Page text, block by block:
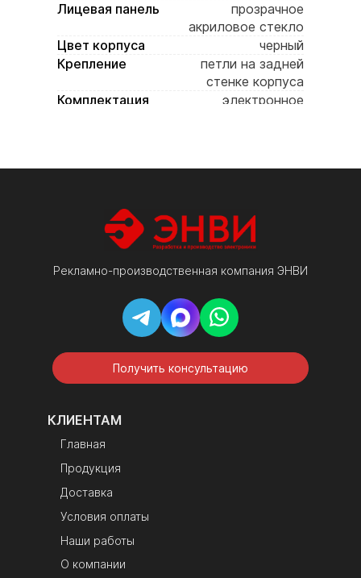
Лицевая панель
прозрачное
акриловое стекло
Цвет корпуса
черный
Крепление
петли на задней
стенке корпуса
Комплектация
электронное
гарантийный
Рекламно-производственная компания ЭНВИ
Получить консультацию
КЛИЕНТАМ
Главная
Продукция
Доставка
Условия оплаты
Наши работы
О компании